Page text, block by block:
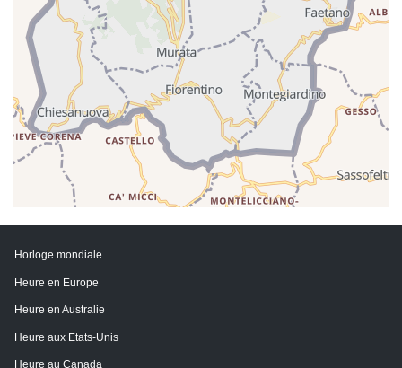
Horloge mondiale
Heure en Europe
Heure en Australie
Heure aux Etats-Unis
Heure au Canada